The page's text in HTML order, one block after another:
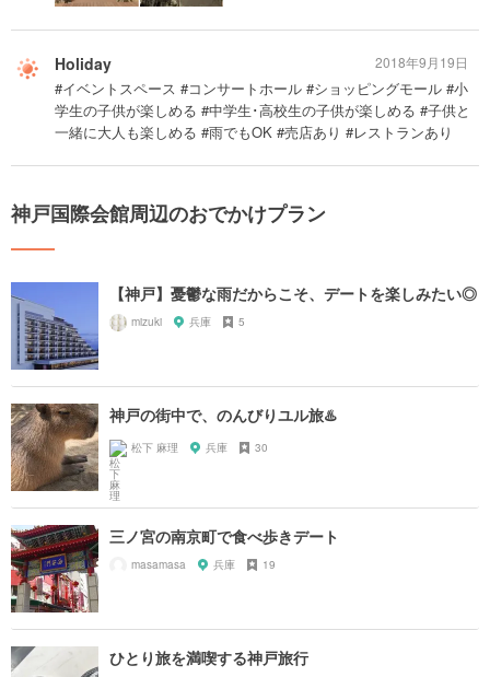
Holiday
#イベントスペース #コンサートホール #ショッピングモール #小
学生の子供が楽しめる #中学生･高校生の子供が楽しめる #子供と
一緒に大人も楽しめる #雨でもOK #売店あり #レストランあり
2018年9月19日
神戸国際会館周辺のおでかけプラン
【神戸】憂鬱な雨だからこそ、デートを楽しみたい◎
mizuki 兵庫 5
神戸の街中で、のんびりユル旅♨️
松下 麻理 兵庫 30
三ノ宮の南京町で食べ歩きデート
masamasa 兵庫 19
ひとり旅を満喫する神戸旅行